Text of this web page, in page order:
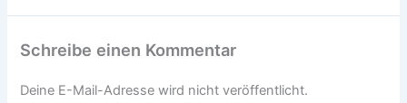
Schreibe einen Kommentar
Deine E-Mail-Adresse wird nicht veröffentlicht.